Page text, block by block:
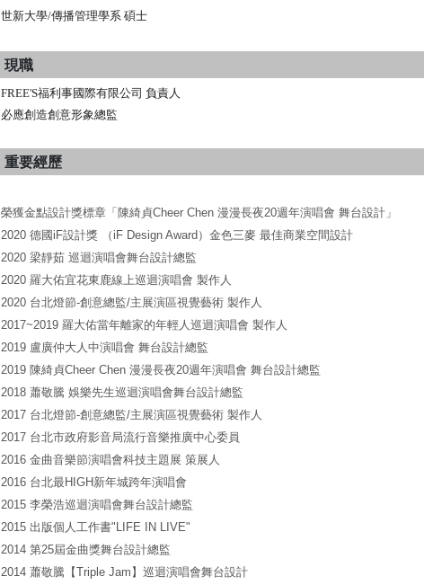
世新大學/傳播管理學系 碩士
現職
FREE'S福利事國際有限公司 負責人
必應創造創意形象總監
重要經歷
榮獲金點設計獎標章「陳綺貞Cheer Chen 漫漫長夜20週年演唱會 舞台設計」
2020 德國iF設計獎 （iF Design Award）金色三麥 最佳商業空間設計
2020 梁靜茹 巡迴演唱會舞台設計總監
2020 羅大佑宜花東鹿線上巡迴演唱會 製作人
2020 台北燈節-創意總監/主展演區視覺藝術 製作人
2017~2019 羅大佑當年離家的年輕人巡迴演唱會 製作人
2019 盧廣仲大人中演唱會 舞台設計總監
2019 陳綺貞Cheer Chen 漫漫長夜20週年演唱會 舞台設計總監
2018 蕭敬騰 娛樂先生巡迴演唱會舞台設計總監
2017 台北燈節-創意總監/主展演區視覺藝術 製作人
2017 台北市政府影音局流行音樂推廣中心委員
2016 金曲音樂節演唱會科技主題展 策展人
2016 台北最HIGH新年城跨年演唱會
2015 李榮浩巡迴演唱會舞台設計總監
2015 出版個人工作書"LIFE IN LIVE"
2014 第25屆金曲獎舞台設計總監
2014 蕭敬騰【Triple Jam】巡迴演唱會舞台設計